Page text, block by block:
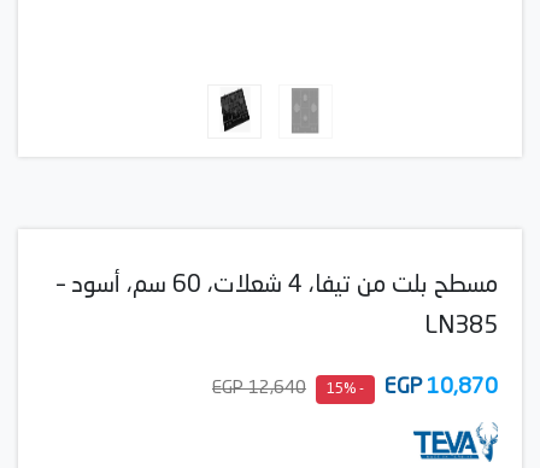
مسطح بلت من تيفا، 4 شعلات، 60 سم، أسود –
LN385
10,870
EGP
- 15%
12,640 EGP